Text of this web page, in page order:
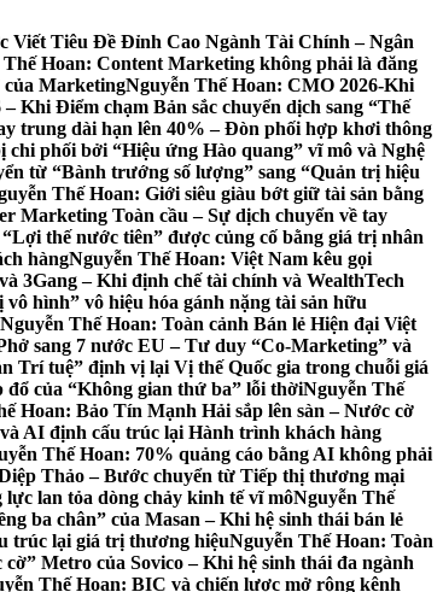
Viết Tiêu Đề Đỉnh Cao Ngành Tài Chính – Ngân
Thế Hoan: Content Marketing không phải là đăng
của MarketingNguyễn Thế Hoan: CMO 2026-Khi
Khi Điểm chạm Bản sắc chuyển dịch sang “Thế
trung dài hạn lên 40% – Đòn phối hợp khơi thông
phối bởi “Hiệu ứng Hào quang” vĩ mô và Nghệ
từ “Bành trướng số lượng” sang “Quản trị hiệu
Thế Hoan: Giới siêu giàu bớt giữ tài sản bằng
Marketing Toàn cầu – Sự dịch chuyển về tay
thế nước tiên” được củng cố bằng giá trị nhân
hàngNguyễn Thế Hoan: Việt Nam kêu gọi
3Gang – Khi định chế tài chính và WealthTech
hình” vô hiệu hóa gánh nặng tài sản hữu
Nguyễn Thế Hoan: Toàn cảnh Bán lẻ Hiện đại Việt
sang 7 nước EU – Tư duy “Co-Marketing” và
Trí tuệ” định vị lại Vị thế Quốc gia trong chuỗi giá
của “Không gian thứ ba” lỗi thờiNguyễn Thế
Hoan: Bảo Tín Mạnh Hải sắp lên sàn – Nước cờ
AI định cấu trúc lại Hành trình khách hàng
Thế Hoan: 70% quảng cáo bằng AI không phải
Thảo – Bước chuyển từ Tiếp thị thương mại
lan tỏa dòng chảy kinh tế vĩ môNguyễn Thế
ba chân” của Masan – Khi hệ sinh thái bán lẻ
trúc lại giá trị thương hiệuNguyễn Thế Hoan: Toàn
Metro của Sovico – Khi hệ sinh thái đa ngành
Thế Hoan: BIC và chiến lược mở rộng kênh